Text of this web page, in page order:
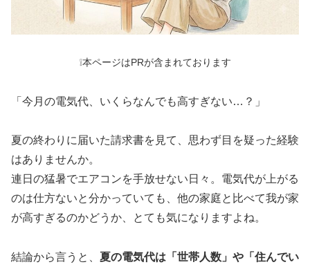
❕本ページはPRが含まれております
「今月の電気代、いくらなんでも高すぎない…？」
夏の終わりに届いた請求書を見て、思わず目を疑った経験
はありませんか。
連日の猛暑でエアコンを手放せない日々。電気代が上がる
のは仕方ないと分かっていても、他の家庭と比べて我が家
が高すぎるのかどうか、とても気になりますよね。
結論から言うと、 夏の電気代は「世帯人数」や「住んでい